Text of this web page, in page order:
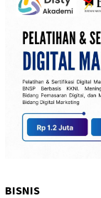
BISNIS